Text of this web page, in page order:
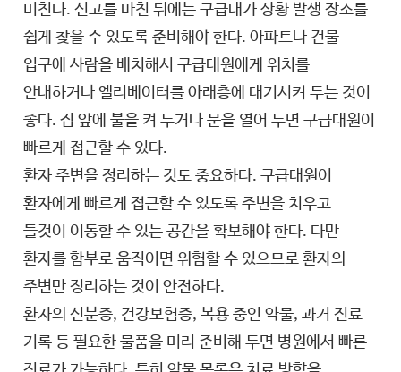
미친다. 신고를 마친 뒤에는 구급대가 상황 발생 장소를
쉽게 찾을 수 있도록 준비해야 한다. 아파트나 건물
입구에 사람을 배치해서 구급대원에게 위치를
안내하거나 엘리베이터를 아래층에 대기시켜 두는 것이
좋다. 집 앞에 불을 켜 두거나 문을 열어 두면 구급대원이
빠르게 접근할 수 있다.
환자 주변을 정리하는 것도 중요하다. 구급대원이
환자에게 빠르게 접근할 수 있도록 주변을 치우고
들것이 이동할 수 있는 공간을 확보해야 한다. 다만
환자를 함부로 움직이면 위험할 수 있으므로 환자의
주변만 정리하는 것이 안전하다.
환자의 신분증, 건강보험증, 복용 중인 약물, 과거 진료
기록 등 필요한 물품을 미리 준비해 두면 병원에서 빠른